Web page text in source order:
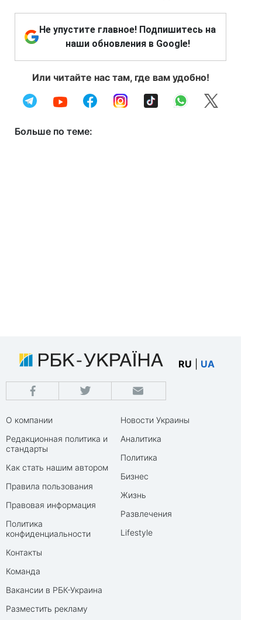
Не упустите главное! Подпишитесь на
наши обновления в Google!
Или читайте нас там, где вам удобно!
Больше по теме:
RU UA
О компании
Редакционная политика и
стандарты
Как стать нашим автором
Правила пользования
Правовая информация
Политика
конфиденциальности
Контакты
Команда
Вакансии в РБК-Украина
Разместить рекламу
Новости Украины
Аналитика
Политика
Бизнес
Жизнь
Развлечения
Lifestyle